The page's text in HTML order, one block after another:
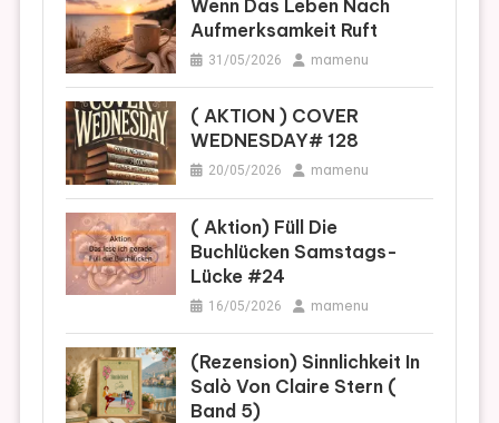
Wenn Das Leben Nach
Aufmerksamkeit Ruft
31/05/2026 mamenu
( AKTION ) COVER
WEDNESDAY# 128
20/05/2026 mamenu
( Aktion) Füll Die
Buchlücken Samstags-
Lücke #24
16/05/2026 mamenu
(Rezension) Sinnlichkeit In
Salò Von Claire Stern (
Band 5)